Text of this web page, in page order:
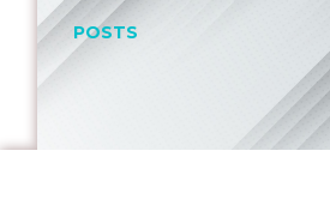
COMITÉ EJECUTIVO
POSTS